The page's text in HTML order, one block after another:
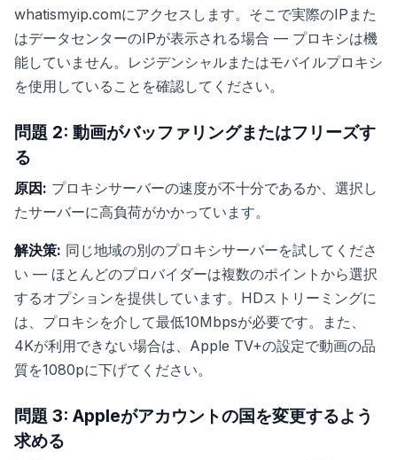
whatismyip.comにアクセスします。そこで実際のIPまた
はデータセンターのIPが表示される場合 — プロキシは機
能していません。レジデンシャルまたはモバイルプロキシ
を使用していることを確認してください。
問題 2: 動画がバッファリングまたはフリーズす
る
原因: プロキシサーバーの速度が不十分であるか、選択し
たサーバーに高負荷がかかっています。
解決策: 同じ地域の別のプロキシサーバーを試してくださ
い — ほとんどのプロバイダーは複数のポイントから選択
するオプションを提供しています。HDストリーミングに
は、プロキシを介して最低10Mbpsが必要です。また、
4Kが利用できない場合は、Apple TV+の設定で動画の品
質を1080pに下げてください。
問題 3: Appleがアカウントの国を変更するよう
求める